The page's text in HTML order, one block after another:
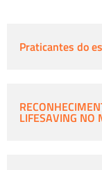
Praticantes do
LIFESAVING NO